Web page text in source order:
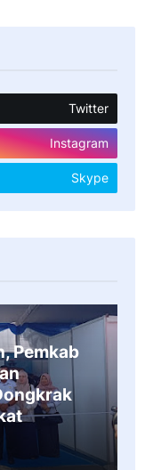
Twitter
Instagram
Skype
Pemkab